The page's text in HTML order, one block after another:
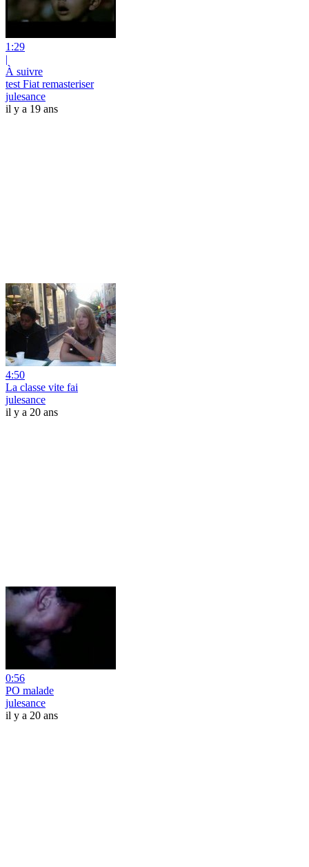
1:29
|
À suivre
test Fiat remasteriser
julesance
il y a 19 ans
4:50
La classe vite fai
julesance
il y a 20 ans
0:56
PO malade
julesance
il y a 20 ans